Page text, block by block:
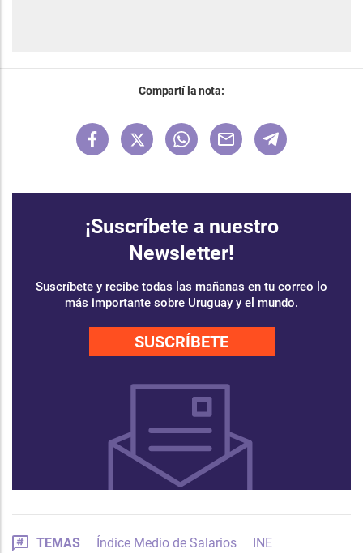
Compartí la nota:
¡Suscríbete a nuestro
Newsletter!
Suscríbete y recibe todas las mañanas en tu correo lo
más importante sobre Uruguay y el mundo.
SUSCRÍBETE
TEMAS Índice Medio de Salarios INE